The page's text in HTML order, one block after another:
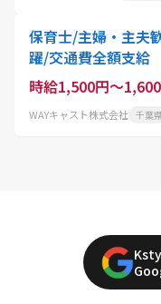
保育士/主婦・主夫
躍/交通費全額支給
時給1,500円～
WAYキャスト株式会社 千葉